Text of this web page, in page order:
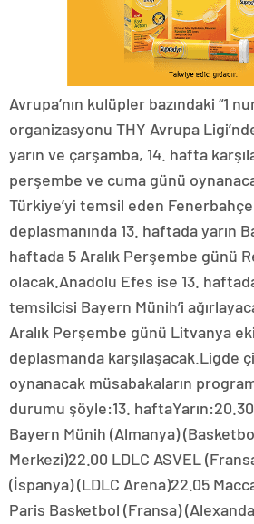
Avrupa’nın kulüpler bazındaki “1
organizasyonu THY Avrupa
yarın ve çarşamba, 14. hafta
perşembe ve cuma günü
Türkiye’yi temsil eden
deplasmanında 13. haftada yarın
haftada 5 Aralık Perşembe günü
olacak.Anadolu Efes ise 13.
temsilcisi Bayern Münih’i
Aralık Perşembe günü Litvanya
deplasmanda karşılaşacak.Ligde
oynanacak müsabakaların
durumu şöyle:13.
Bayern Münih (Almanya)
Merkezi)22.00 LDLC ASVEL
(İspanya) (LDLC Arena)22.05
Paris Basketbol (Fransa)